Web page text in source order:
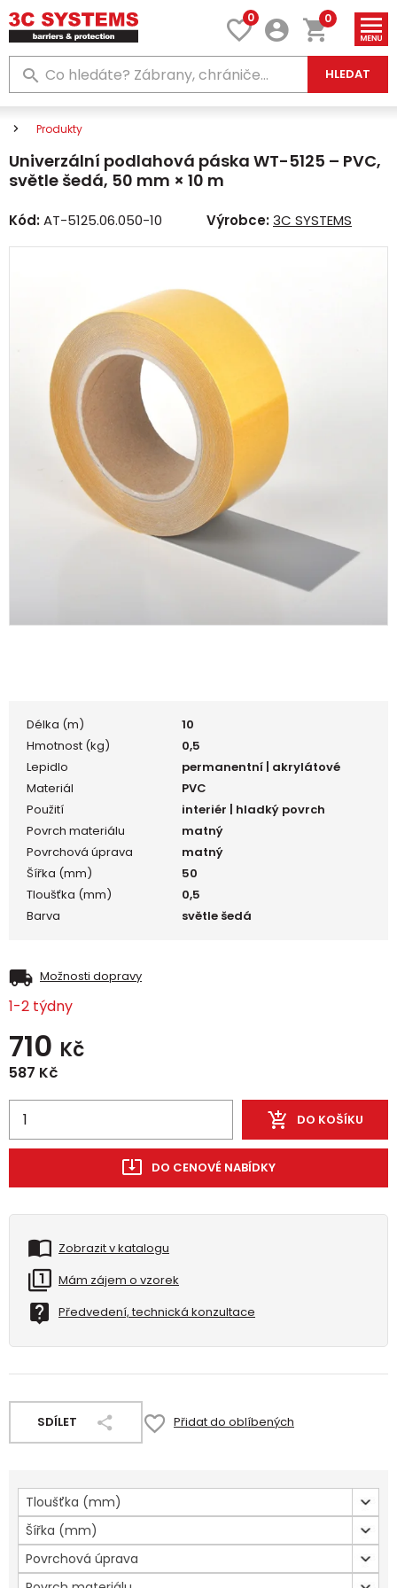
0
HLEDAT
0
Produkty
Univerzální podlahová páska WT-5125 – PVC,
světle šedá, 50 mm × 10 m
Kód:AT-5125.06.050-10 Výrobce:3C SYSTEMS
Délka (m)
10
Hmotnost (kg)
0,5
Lepidlo
permanentní | akrylátové
Materiál
PVC
Použití
interiér | hladký povrch
Povrch materiálu
matný
Povrchová úprava
matný
Šířka (mm)
50
Tloušťka (mm)
0,5
Barva
světle šedá
Možnosti dopravy
1-2 týdny
710 Kč
587 Kč
DO KOŠÍKU
DO CENOVÉ NABÍDKY
Zobrazit v katalogu
Mám zájem o vzorek
Předvedení, technická konzultace
SDÍLET Přidat do oblíbených
Tloušťka (mm)
Šířka (mm)
Povrchová úprava